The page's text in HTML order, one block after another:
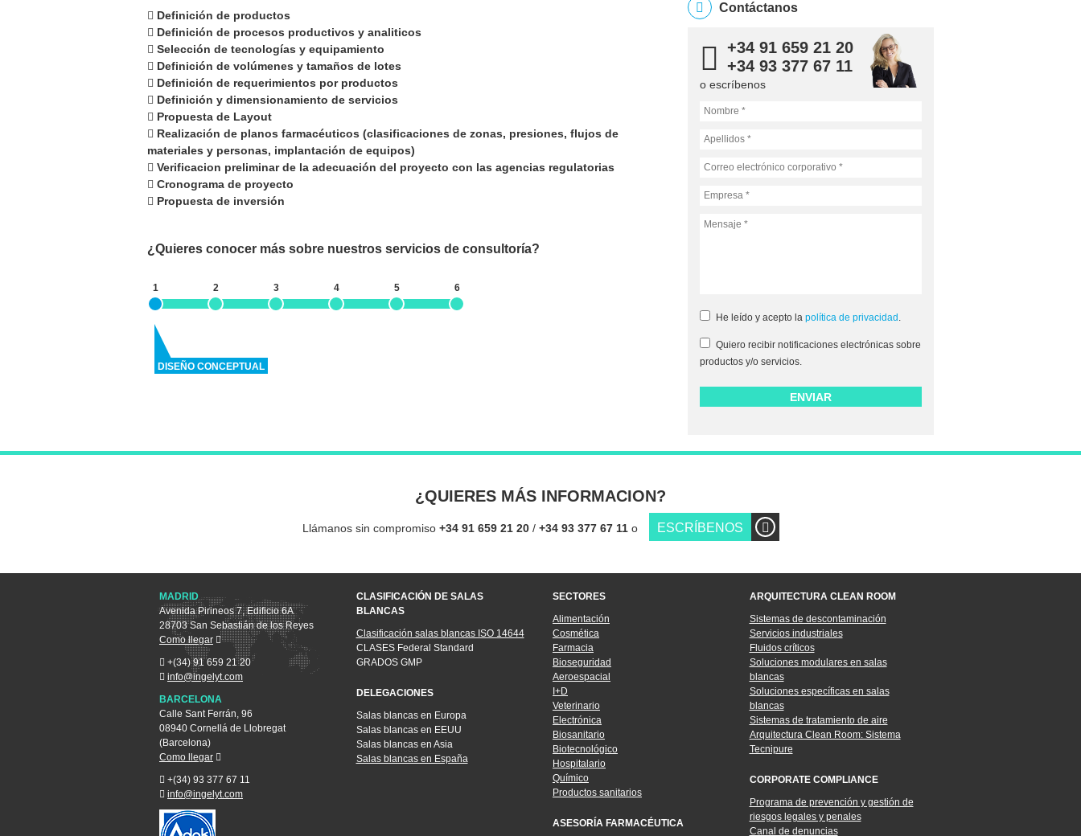
Definición de productos
Definición de procesos productivos y analiticos
Selección de tecnologías y equipamiento
Definición de volúmenes y tamaños de lotes
Definición de requerimientos por productos
Definición y dimensionamiento de servicios
Propuesta de Layout
Realización de planos farmacéuticos (clasificaciones de zonas, presiones, flujos de
materiales y personas, implantación de equipos)
Verificacion preliminar de la adecuación del proyecto con las agencias regulatorias
Cronograma de proyecto
Propuesta de inversión
¿Quieres conocer más sobre nuestros servicios de consultoría?
1
DISEÑO CONCEPTUAL
2 3 4 5 6
Contáctanos
+34 91 659 21 20
+34 93 377 67 11
o escríbenos
He leído y acepto la política de privacidad .
Quiero recibir notificaciones electrónicas sobre
productos y/o servicios.
¿QUIERES MÁS INFORMACION?
Llámanos sin compromiso +34 91 659 21 20/ +34 93 377 67 11o ESCRÍBENOS
MADRID
Avenida Pirineos 7, Edificio 6A
28703 San Sebastián de los Reyes
Como llegar
+(34) 91 659 21 20
info@ingelyt.com
BARCELONA
Calle Sant Ferrán, 96
08940 Cornellá de Llobregat
(Barcelona)
Como llegar
+(34) 93 377 67 11
info@ingelyt.com
CLASIFICACIÓN DE SALAS
BLANCAS
Clasificación salas blancas ISO 14644
CLASES Federal Standard
GRADOS GMP
DELEGACIONES
Salas blancas en Europa
Salas blancas en EEUU
Salas blancas en Asia
Salas blancas en España
SECTORES
Alimentación
Cosmética
Farmacia
Bioseguridad
Aeroespacial
I+D
Veterinario
Electrónica
Biosanitario
Biotecnológico
Hospitalario
Químico
Productos sanitarios
ASESORÍA FARMACÉUTICA
ARQUITECTURA CLEAN ROOM
Sistemas de descontaminación
Servicios industriales
Fluidos críticos
Soluciones modulares en salas
blancas
Soluciones específicas en salas
blancas
Sistemas de tratamiento de aire
Arquitectura Clean Room: Sistema
Tecnipure
CORPORATE COMPLIANCE
Programa de prevención y gestión de
riesgos legales y penales
Canal de denuncias